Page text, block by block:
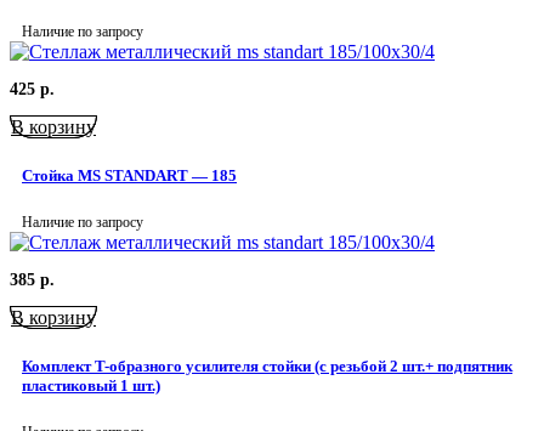
Наличие по запросу
425 р.
В корзину
Стойка MS STANDART — 185
Наличие по запросу
385 р.
В корзину
Комплект T-образного усилителя стойки (с резьбой 2 шт.+ подпятник
пластиковый 1 шт.)